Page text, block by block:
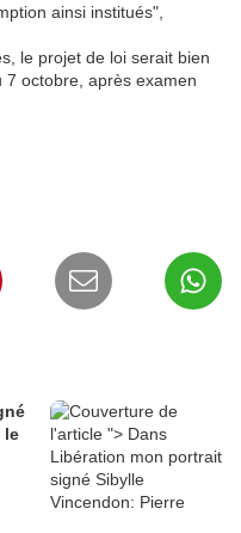
ainsi institués",
le projet de loi serait bien
7 octobre, après examen
le